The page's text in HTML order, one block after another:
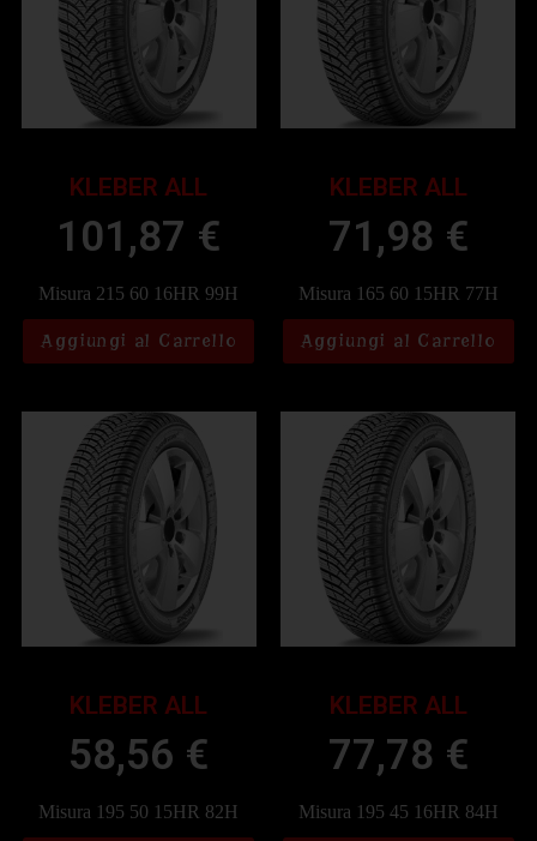
KLEBER ALL
101,87 €
Misura 215 60 16HR 99H
Aggiungi al Carrello
KLEBER ALL
71,98 €
Misura 165 60 15HR 77H
Aggiungi al Carrello
KLEBER ALL
58,56 €
Misura 195 50 15HR 82H
KLEBER ALL
77,78 €
Misura 195 45 16HR 84H